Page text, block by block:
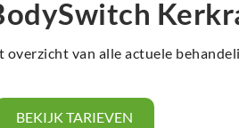
van alle actuele
BEKIJK TARIEVEN